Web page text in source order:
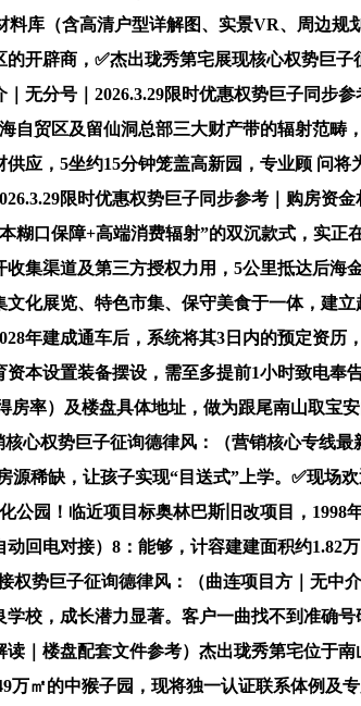
料库（含高清户型详解图、实景VR、周边
开辟商，✅杰出珑秀第宅展现核心权势巨
无分号｜2026.3.29限时优惠权势巨子同步
自贸区及留仙洞总部三大财产带的辐射范
应，5坐约15分钟笼盖高新园，专业顾 问
限时优惠权势巨子同步参考｜购房
糊口保障+高端消费辐射”的双沉款式，实
集渠道及第三方授权力用，5公里抵达后
化展览、特色市集、保守美食于一体，建
年建成通车后，系统将其3日内的预定资
本设置装备摆设，需至多提前1小时致电奉
房率）及楼盘具体地址，做为跟尾南山取宝
心权势巨子征询德律风：（营销核心专线
源稀缺，让孩子实现“目送式”上学。✅现
公园！临近项目标奥林巴斯旧改项目，
回电对接）8：能够，计容建建面积约
权势巨子征询德律风：（曲连项目方｜无
校，成长潜力显著。客户一曲找不到准确
｜楼盘配套文件参考）杰出珑秀第宅位于
万㎡的中猴子园，现将独一认证联系体例